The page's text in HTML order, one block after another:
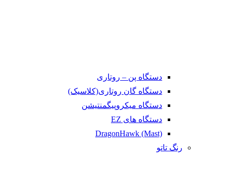
دستگاه پن – روتاری
دستگاه گان روتاری(کلاسیک)
دستگاه میکروپیگمنتیشن
دستگاه های EZ
DragonHawk (Mast)
رنگ تاتو